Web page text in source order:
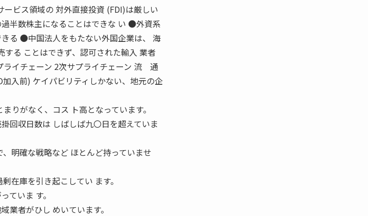
ビス領域の 対外直接投資 (FDI)は厳しい
半数株主になることはできな い ●外資系
る ●中国法人をもたない外国企業は、 海
る ことはできず、認可された輸入 業者
イチェーン 2次サプライチェーン 流 通
入前) ケイパビリティしかない、地元の企
りがなく、コス ト高となっています。
回収日数は しばしば九〇日を超えていま
明確な戦略など ほとんど持っていませ
在庫を引き起こしてい ます。
ていま す。
業者がひし めいています。